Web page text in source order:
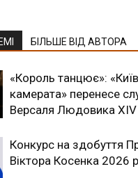
БІЛЬШЕ ВІД АВТОРА
«Король танцює»:
камерата» перенесе
Версаля Людовика XIV
Конкурс на здобуття
Віктора Косенка 2026